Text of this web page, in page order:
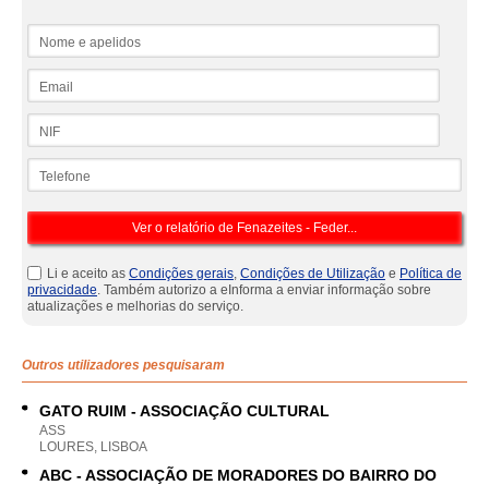
Li e aceito as Condições gerais, Condições de Utilização e Política de
privacidade. Também autorizo a eInforma a enviar informação sobre
atualizações e melhorias do serviço.
Outros utilizadores pesquisaram
GATO RUIM - ASSOCIAÇÃO CULTURAL
ASS
LOURES, LISBOA
ABC - ASSOCIAÇÃO DE MORADORES DO BAIRRO DO